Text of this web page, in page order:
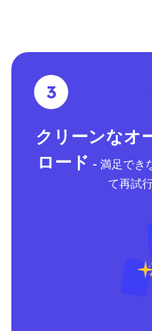
3
クリーンなオ
ロード - 満足でき
て再試